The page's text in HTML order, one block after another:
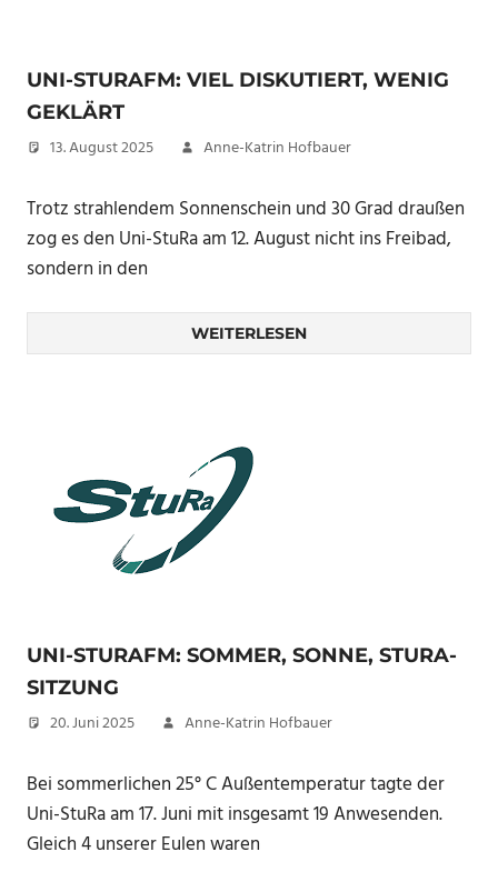
UNI-STURAFM: VIEL DISKUTIERT, WENIG
GEKLÄRT
13. August 2025 Anne-Katrin Hofbauer
Trotz strahlendem Sonnenschein und 30 Grad draußen
zog es den Uni-StuRa am 12. August nicht ins Freibad,
sondern in den
WEITERLESEN
UNI-STURAFM: SOMMER, SONNE, STURA-
SITZUNG
20. Juni 2025 Anne-Katrin Hofbauer
Bei sommerlichen 25° C Außentemperatur tagte der
Uni-StuRa am 17. Juni mit insgesamt 19 Anwesenden.
Gleich 4 unserer Eulen waren